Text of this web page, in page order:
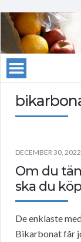
DECEMBER 30, 2022
Om du
ska du
De enklaste
Bikarbonat får